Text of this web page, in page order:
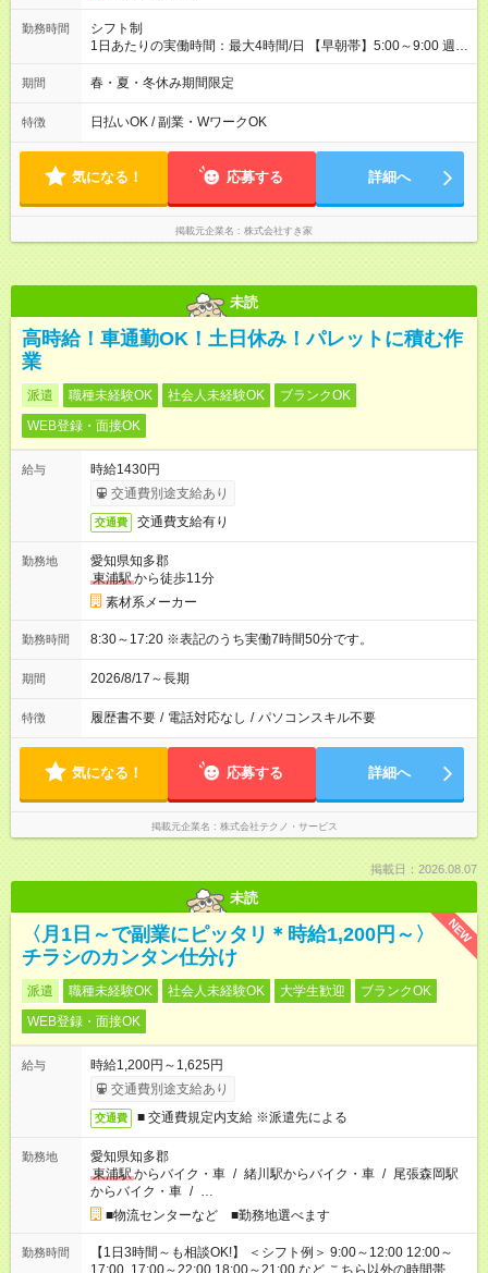
勤務時間
シフト制
1日あたりの実働時間：最大4時間/日 【早朝帯】5:00～9:00 週2
日～・1日2h～OK◎ 勤務時間や曜日はご相談ください。
期間 春・夏・冬休み期間限定
特徴 日払いOK / 副業・WワークOK
気になる！ 応募する 詳細へ
掲載元企業名 株式会社すき家
未読
高時給！車通勤OK！土日休み！パレットに積む作
業
派遣 職種未経験OK 社会人未経験OK
ブランクOK
WEB登録・面接OK
給与
時給1430円
交通費別途支給あり
交通費 交通費支給有り
勤務地
愛知県知多郡
東浦駅から徒歩11分
素材系メーカー
勤務時間 8:30～17:20 ※表記のうち実働7時間50分です。
期間 2026/8/17～長期
特徴 履歴書不要 / 電話対応なし / パソコンスキル不要
気になる！ 応募する 詳細へ
掲載元企業名 株式会社テクノ・サービス
掲載日：2026.08.07
未読
NEW
〈月1日～で副業にピッタリ＊時給1,200円～〉
チラシのカンタン仕分け
派遣 職種未経験OK 社会人未経験OK 大学生歓迎
ブランクOK
WEB登録・面接OK
給与
時給1,200円～1,625円
交通費別途支給あり
交通費 ■ 交通費規定内支給 ※派遣先による
勤務地
愛知県知多郡
東浦駅からバイク・車 / 緒川駅からバイク・車 / 尾張森岡駅
からバイク・車 / …
■物流センターなど ■勤務地選べます
勤務時間
【1日3時間～も相談OK!】 ＜シフト例＞ 9:00～12:00 12:00～
17:00 17:00～22:00 18:00～21:00 など こちら以外の時間帯も